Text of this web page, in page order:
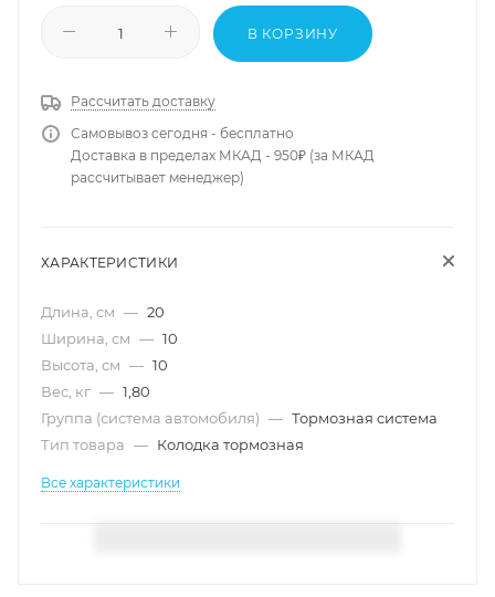
В КОРЗИНУ
Рассчитать доставку
Самовывоз сегодня - бесплатно
Доставка в пределах МКАД - 950₽ (за МКАД
рассчитывает менеджер)
ХАРАКТЕРИСТИКИ
Длина, см — 20
Ширина, см — 10
Высота, см — 10
Вес, кг — 1,80
Группа (система автомобиля) — Тормозная система
Тип товара — Колодка тормозная
Все характеристики